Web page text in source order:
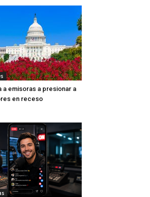
a emisoras a presionar a
en receso